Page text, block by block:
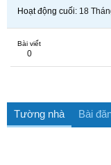
Hoạt động cuối 18
Bài viết
0
Tường nhà Bài